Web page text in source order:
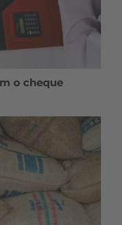
o cheque